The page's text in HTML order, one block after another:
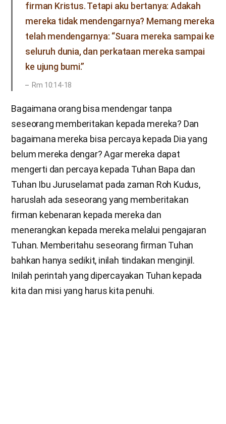
firman Kristus. Tetapi aku bertanya: Adakah
mereka tidak mendengarnya? Memang mereka
telah mendengarnya: “Suara mereka sampai ke
seluruh dunia, dan perkataan mereka sampai
ke ujung bumi.”
Rm 10:14-18
Bagaimana orang bisa mendengar tanpa
seseorang memberitakan kepada mereka? Dan
bagaimana mereka bisa percaya kepada Dia yang
belum mereka dengar? Agar mereka dapat
mengerti dan percaya kepada Tuhan Bapa dan
Tuhan Ibu Juruselamat pada zaman Roh Kudus,
haruslah ada seseorang yang memberitakan
firman kebenaran kepada mereka dan
menerangkan kepada mereka melalui pengajaran
Tuhan. Memberitahu seseorang firman Tuhan
bahkan hanya sedikit, inilah tindakan menginjil.
Inilah perintah yang dipercayakan Tuhan kepada
kita dan misi yang harus kita penuhi.